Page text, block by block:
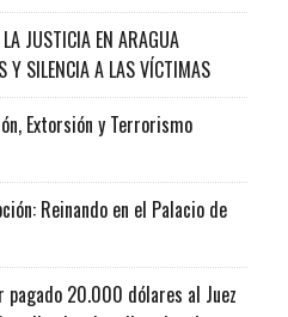
JUSTICIA EN ARAGUA
Y SILENCIA A LAS VÍCTIMAS
Extorsión y Terrorismo
Reinando en el Palacio de
pagado 20.000 dólares al Juez